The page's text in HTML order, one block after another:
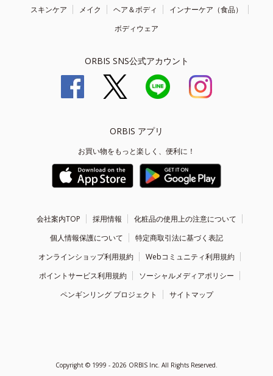
スキンケア メイク ヘア＆ボディ
インナーケア（食品）
ボディウェア
ORBIS SNS公式アカウント
ORBIS アプリ
お買い物をもっと楽しく、便利に！
会社案内TOP 採用情報
化粧品の使用上の注意について
個人情報保護について
特定商取引法に基づく表記
オンラインショップ利用規約
Webコミュニティ利用規約
ポイントサービス利用規約
ソーシャルメディアポリシー
ペンギンリング プロジェクト
サイトマップ
Copyright © 1999 - 2026 ORBIS Inc. All Rights Reserved.